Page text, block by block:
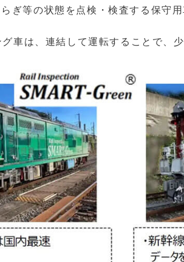
ぎ等の状態を点検・検査する保守
車は、連結して運転することで、